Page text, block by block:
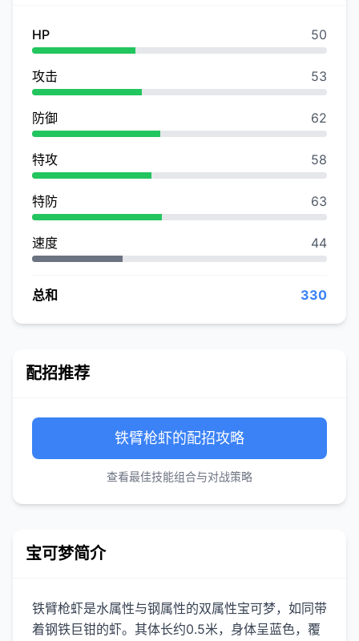
HP 50
攻击 53
防御 62
特攻 58
特防 63
速度 44
总和 330
配招推荐
铁臂枪虾的配招攻略
查看最佳技能组合与对战策略
宝可梦简介
铁臂枪虾是水属性与钢属性的双属性宝可梦，如同带
着钢铁巨钳的虾。其体长约0.5米，身体呈蓝色，覆